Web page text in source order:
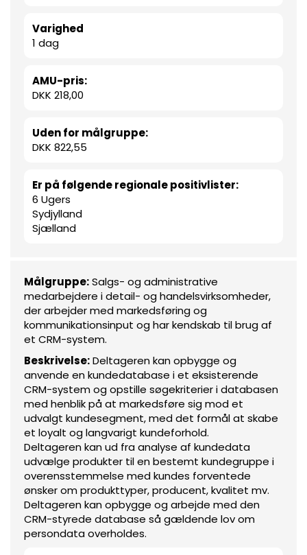
Varighed
1 dag
AMU-pris:
DKK 218,00
Uden for målgruppe:
DKK 822,55
Er på følgende regionale positivlister:
6 Ugers
Sydjylland
Sjælland
Målgruppe:Salgs- og administrative
medarbejdere i detail- og handelsvirksomheder,
der arbejder med markedsføring og
kommunikationsinput og har kendskab til brug af
et CRM-system.
Beskrivelse:Deltageren kan opbygge og
anvende en kundedatabase i et eksisterende
CRM-system og opstille søgekriterier i databasen
med henblik på at markedsføre sig mod et
udvalgt kundesegment, med det formål at skabe
et loyalt og langvarigt kundeforhold.
Deltageren kan ud fra analyse af kundedata
udvælge produkter til en bestemt kundegruppe i
overensstemmelse med kundes forventede
ønsker om produkttyper, producent, kvalitet mv.
Deltageren kan opbygge og arbejde med den
CRM-styrede database så gældende lov om
persondata overholdes.